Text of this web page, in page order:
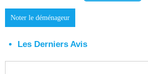
Noter le déménageur
Les Derniers Avis